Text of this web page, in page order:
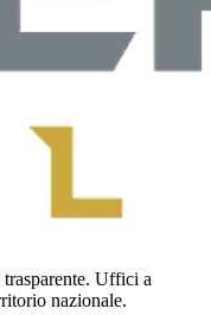
Uffici a
nazionale.